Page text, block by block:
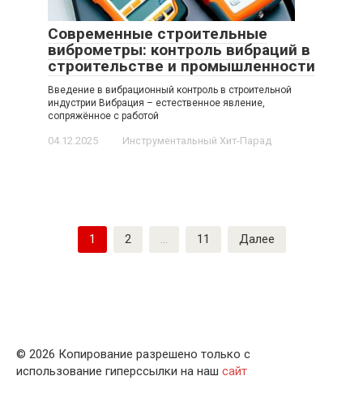
Современные строительные
виброметры: контроль вибраций в
строительстве и промышленности
Введение в вибрационный контроль в строительной
индустрии Вибрация – естественное явление,
сопряжённое с работой
04.12.2025 Инструментальный Хит-Парад
1 2 … 11 Далее
© 2026 Копирование разрешено только с
использование гиперссылки на наш сайт